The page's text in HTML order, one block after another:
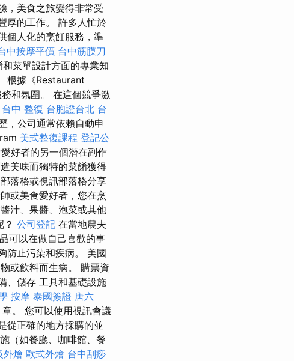
，美食之旅變得非常受
厚的工作。 許多人忙於
個人化的烹飪服務，準
中按摩平價 台中筋膜刀
菜單設計方面的專業知
根據《Restaurant
和氛圍。 在這個競爭激
台中 整復 台胞證台北 台
，公司通常依賴自動申
美式整復課程 登記公
好者的另一個潛在副作
美味而獨特的菜餚獲得
落格或視訊部落格分享
或美食愛好者，您在烹
汁、果醬、泡菜或其他
公司登記 在當地農夫
可以在做自己喜歡的事
防止污染和疾病。 美國
或飲料而生病。 購票資
、儲存 工具和基礎設施
按摩 泰國簽證 唐六
章。 您可以使用視訊會議
從正確的地方採購的並
（如餐廳、咖啡館、餐
外燴 歐式外燴 台中刮痧